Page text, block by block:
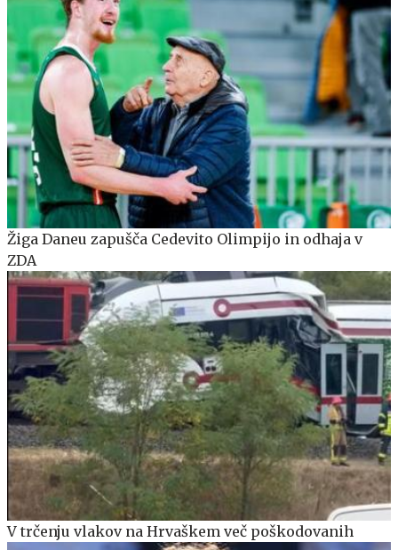
Žiga Daneu zapušča Cedevito Olimpijo in odhaja v
ZDA
V trčenju vlakov na Hrvaškem več poškodovanih